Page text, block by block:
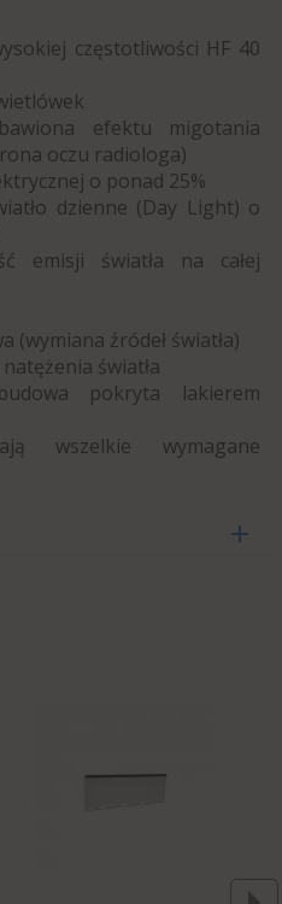
częstotliwości HF 40
efektu migotania
oczu radiologa)
o ponad 25%
dzienne (Day Light) o
emisji światła na całej
(wymiana źródeł światła)
światła
pokryta lakierem
wszelkie wymagane